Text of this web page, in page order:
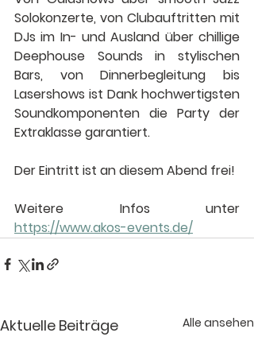
Solokonzerte, von Clubauftritten mit
DJs im In- und Ausland über chillige
Deephouse Sounds in stylischen
Bars, von Dinnerbegleitung bis
Lasershows ist Dank hochwertigsten
Soundkomponenten die Party der
Extraklasse garantiert.
Der Eintritt ist an diesem Abend frei!
https://www.akos-events.de/
Aktuelle Beiträge Alle ansehen